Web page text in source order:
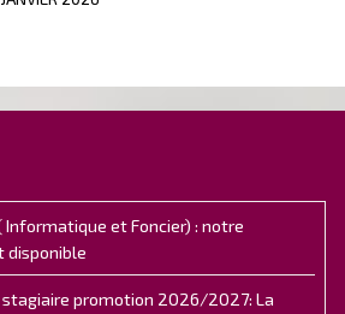
Informatique et Foncier) : notre
disponible
promotion 2026/2027: La